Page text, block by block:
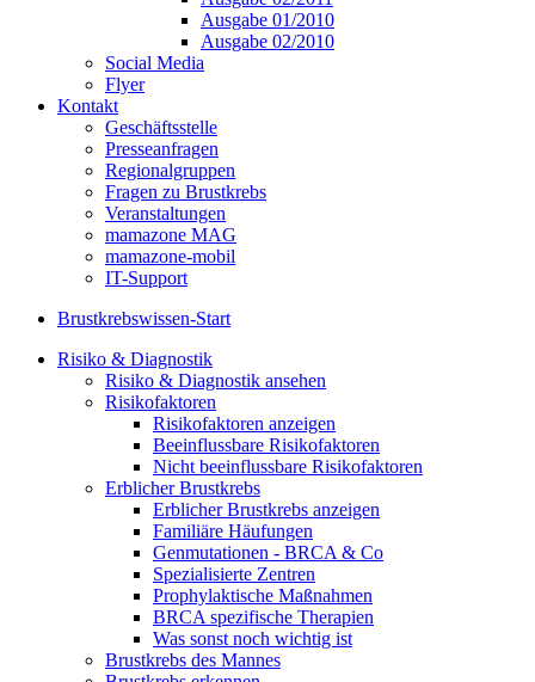
Ausgabe 01/2010
Ausgabe 02/2010
Social Media
Flyer
Kontakt
Geschäftsstelle
Presseanfragen
Regionalgruppen
Fragen zu Brustkrebs
Veranstaltungen
mamazone MAG
mamazone-mobil
IT-Support
Brustkrebswissen-Start
Risiko & Diagnostik
Risiko & Diagnostik ansehen
Risikofaktoren
Risikofaktoren anzeigen
Beeinflussbare Risikofaktoren
Nicht beeinflussbare Risikofaktoren
Erblicher Brustkrebs
Erblicher Brustkrebs anzeigen
Familiäre Häufungen
Genmutationen - BRCA & Co
Spezialisierte Zentren
Prophylaktische Maßnahmen
BRCA spezifische Therapien
Was sonst noch wichtig ist
Brustkrebs des Mannes